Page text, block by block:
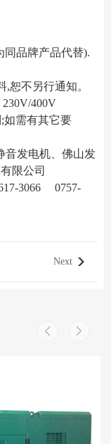
同品牌产品代替).
恕不另行通知。
400V
如需有其它要
音发电机、佛山发
限公司
3066 0757-
Next